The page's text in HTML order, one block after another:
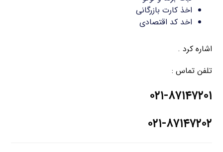
اخذ کارت بازرگانی
اخد کد اقتصادی
اشاره کرد .
تلفن تماس :
۰۲۱-۸۷۱۴۷۲۰۱
۰۲۱-۸۷۱۴۷۲۰۲